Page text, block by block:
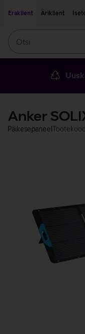
Eraklient
Äriklient
Anker
Päikesepaneel